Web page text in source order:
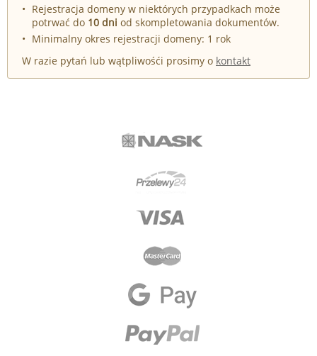
Rejestracja domeny w niektórych przypadkach może
potrwać do 10 dni od skompletowania dokumentów.
Minimalny okres rejestracji domeny: 1 rok
W razie pytań lub wątpliwośći prosimy o kontakt